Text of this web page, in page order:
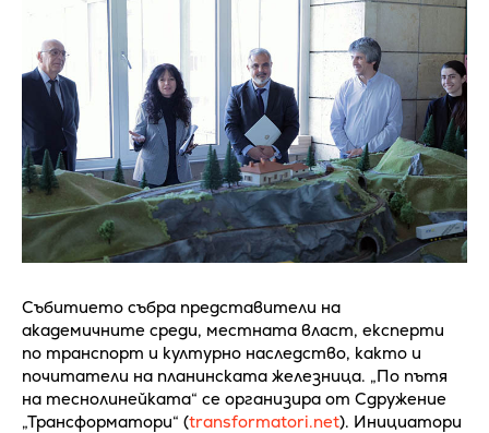
Събитието събра представители на
академичните среди, местната власт, експерти
по транспорт и културно наследство, както и
почитатели на планинската железница. „По пътя
на теснолинейката“ се организира от Сдружение
„Трансформатори“ (transformatori.net). Инициатори